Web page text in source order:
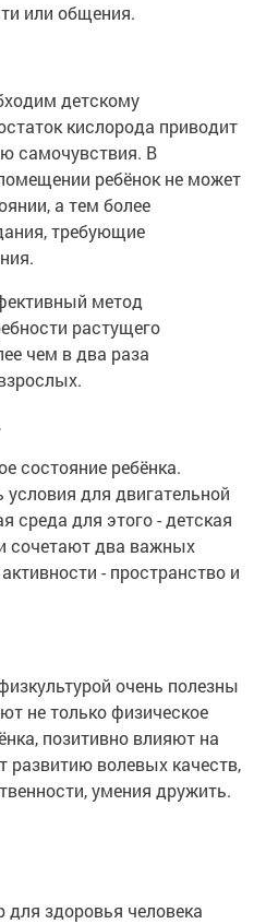
или общения.
детскому
кислорода приводит
самочувствия. В
ребёнок не может
а тем более
требующие
метод
растущего
чем в два раза
состояние ребёнка.
для двигательной
среда для этого - детская
сочетают два важных
- пространство и
очень полезны
не только физическое
позитивно влияют на
развитию волевых качеств,
умения дружить.
здоровья человека